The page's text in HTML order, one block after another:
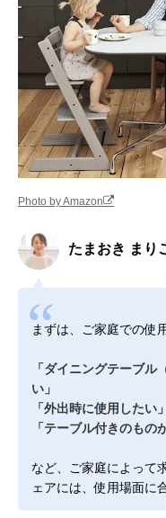
Photo by Amazon
たまおき まり
まずは、ご家庭での使
「ダイニングテーブ
い」
「外出時に使用したい」
「テーブル付きのもの
など、ご家庭によって
ェアには、使用場面に